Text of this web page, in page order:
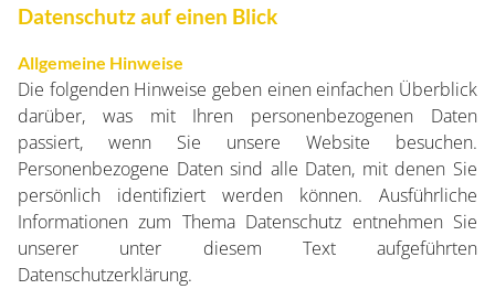
Datenschutz auf einen Blick
Allgemeine Hinweise
Die folgenden Hinweise geben einen einfachen Überblick
darüber, was mit Ihren personenbezogenen Daten
passiert, wenn Sie unsere Website besuchen.
Personenbezogene Daten sind alle Daten, mit denen Sie
persönlich identifiziert werden können. Ausführliche
Informationen zum Thema Datenschutz entnehmen Sie
unserer unter diesem Text aufgeführten
Datenschutzerklärung.